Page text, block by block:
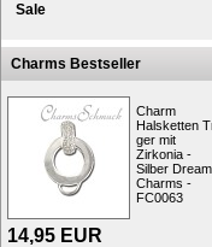
Sale
Charms Bestseller
Charm
Halsketten
ger mit
Zirkonia -
Silber Dream
Charms -
FC0063
14,95 EUR